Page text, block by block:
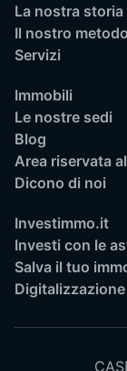
La nostra storia
Il nostro metodo
Servizi
Immobili
Le nostre sedi
Blog
Area riservata
Dicono di noi
Investimmo.it
Investi con le
Salva il tuo